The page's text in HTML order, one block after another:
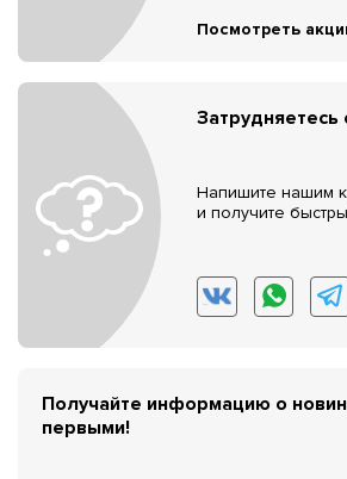
Посмотреть
Напишите нашим
и получите
Получайте информацию о
первыми!